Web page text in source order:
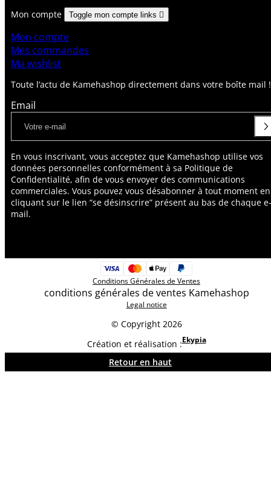
Toute l’actu de Kamehashop directement dans votre boîte mail !
Email
En vous inscrivant, vous acceptez que Kamehashop utilise vos
données personnelles conformément à sa Politique de
Confidentialité, afin de vous envoyer des communications
commerciales. Vous pouvez vous désabonner à tout moment en
cliquant sur le lien “se désinscrire” présent au bas de chaque e-
mail.
Mon compte Toggle mon compte links 
Mon compte
Mes commandes
Ma wishlist
© Copyright 2026
Conditions Générales de Ventes
conditions générales de ventes Kamehashop
Legal notice
Création et réalisation :Ekypia
Retour en haut